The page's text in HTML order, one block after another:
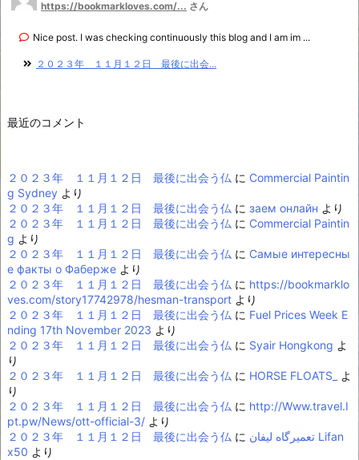
https://bookmarkloves.com/... さん
Nice post. I was checking continuously this blog and I am im ...
２０２３年 １１月１２日 最後に出会...
最近のコメント
２０２３年 １１月１２日 最後に出会う仏 に Commercial Paintin
g Sydney より
２０２３年 １１月１２日 最後に出会う仏 に заем онлайн より
２０２３年 １１月１２日 最後に出会う仏 に Commercial Paintin
g より
２０２３年 １１月１２日 最後に出会う仏 に Самые интересны
е факты о Фаберже より
２０２３年 １１月１２日 最後に出会う仏 に https://bookmarklo
ves.com/story17742978/hesman-transport より
２０２３年 １１月１２日 最後に出会う仏 に Fuel Prices Week E
nding 17th November 2023 より
２０２３年 １１月１２日 最後に出会う仏 に Syair Hongkong よ
り
２０２３年 １１月１２日 最後に出会う仏 に HORSE FLOATS_
よ
り
２０２３年 １１月１２日 最後に出会う仏 に http://Www.travel.I
pt.pw/News/ott-official-3/ より
２０２３年 １１月１２日 最後に出会う仏 に تعمیرگاه لیفان Lifan
x50 より